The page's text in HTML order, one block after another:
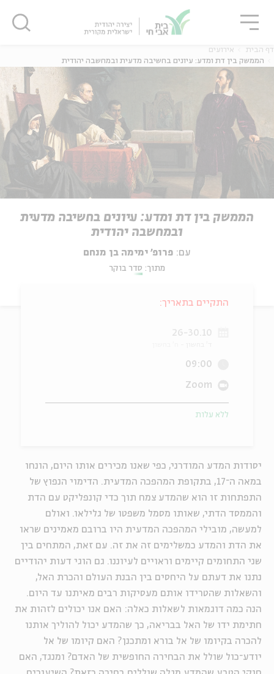
דף הבית
אירועים
הממשק בין דת ומדע: עיונים בחשיבה מדעית ובמחשבה יהודית
הממשק בין דת ומדע: עיונים בחשיבה מדעית
ובמחשבה יהודית
עם: פרופ' ימימה בן מנחם
מתוך: סדר בוקר
יסודות המדע המודרני, כפי שאנו מכירים אותו היום, הונחו
במאה ה־17, בתקופת המהפכה המדעית. הדימוי הנפוץ של
התפתחות זו הוא שהמדע צמח תוך כדי קונפליקט עם הדת
והממסד הדתי, שאותו מסמל משפטו של גלילאו. ואולם
למעשה, מובילי המהפכה המדעית היו ברובם מאמינים שראו
את הדת והמדע כמשלימים זה את זה. עם זאת, המתחים בין
שני התחומים קיימים וראויים לעיוננו. גם הוגי דעות יהודיים
נתנו את דעתם על היחסים בין הבנת העולם והכרת האל,
והשאלות שהטרידו אותם מעסיקות רבים מאיתנו עד היום.
הנה כמה דוגמאות לשאלות כאלה: האם אנו יכולים לזהות את
חתימת ידו של האל בבריאה, כך שהמדע יכול להוליך אותנו
להכרה בקיומו של אל בורא ומתכנן? האם קיומו של אל
יודע־כול שולל את הבחירה החופשית של האדם? ומנגד, האם
התקיים בתאריך:
26-30.10
09:00
Zoom
ללא עלות
סגור